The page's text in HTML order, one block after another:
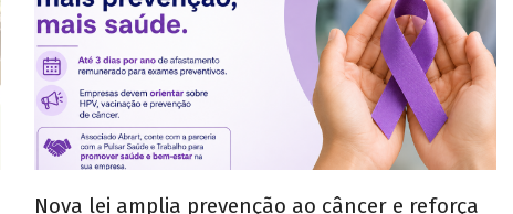
Nova lei amplia prevenção ao câncer e reforça